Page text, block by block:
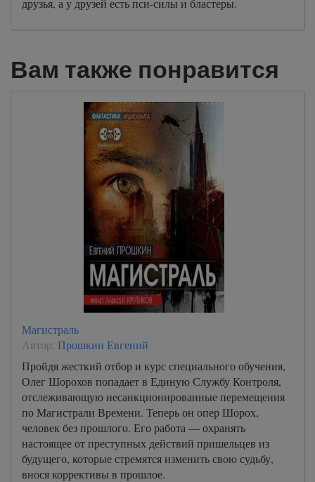
Вам также понравится
Магистраль
Автор: Прошкин Евгений
Пройдя жесткий отбор и курс специального обучения,
Олег Шорохов попадает в Единую Службу Контроля,
отслеживающую несанкционированные перемещения
по Магистрали Времени. Теперь он опер Шорох,
человек без прошлого. Его работа — охранять
настоящее от преступных действий пришельцев из
будущего, которые стремятся изменить свою судьбу,
внося коррективы в прошлое.